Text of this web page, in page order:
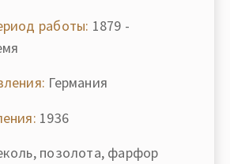
работы: 1879 -
Германия
1936
позолота, фарфор